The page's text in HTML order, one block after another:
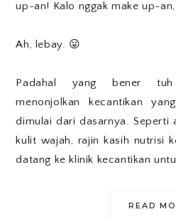
up-an! Kalo nggak make up-
Ah, lebay. 😛
Padahal yang bener tuh
menonjolkan kecantikan
dimulai dari dasarnya. Seperti
kulit wajah, rajin kasih nutrisi
datang ke klinik kecantikan
READ